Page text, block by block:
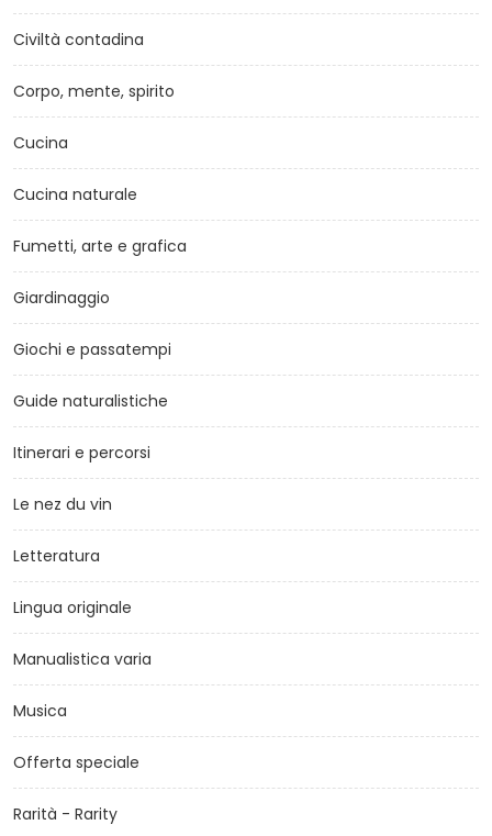
Civiltà contadina
Corpo, mente, spirito
Cucina
Cucina naturale
Fumetti, arte e grafica
Giardinaggio
Giochi e passatempi
Guide naturalistiche
Itinerari e percorsi
Le nez du vin
Letteratura
Lingua originale
Manualistica varia
Musica
Offerta speciale
Rarità - Rarity